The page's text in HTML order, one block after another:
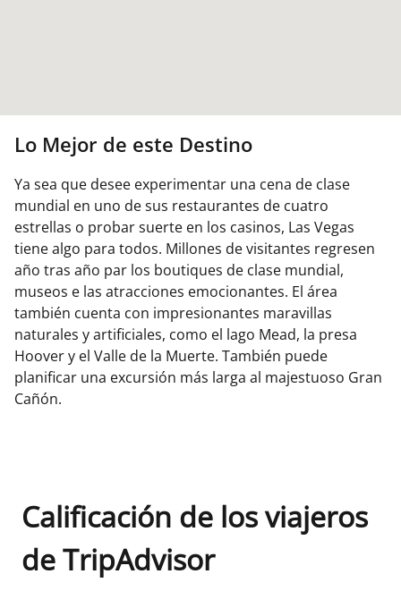
Lo Mejor de este Destino
Ya sea que desee experimentar una cena de clase
mundial en uno de sus restaurantes de cuatro
estrellas o probar suerte en los casinos, Las Vegas
tiene algo para todos. Millones de visitantes regresen
año tras año par los boutiques de clase mundial,
museos e las atracciones emocionantes. El área
también cuenta con impresionantes maravillas
naturales y artificiales, como el lago Mead, la presa
Hoover y el Valle de la Muerte. También puede
planificar una excursión más larga al majestuoso Gran
Cañón.
Calificación de los viajeros
de TripAdvisor